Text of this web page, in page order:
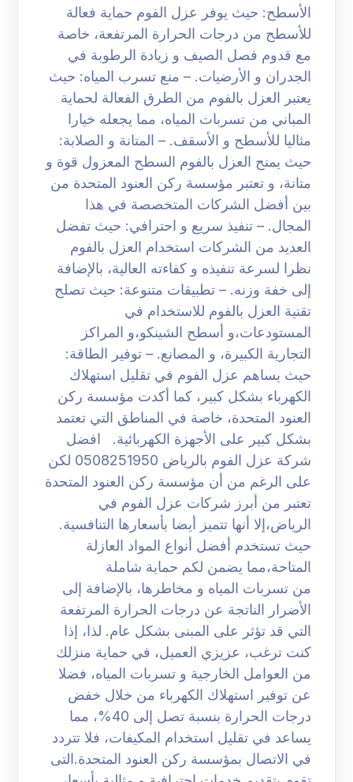
الأسطح: حيث يوفر عزل الفوم حماية فعالة
للأسطح من درجات الحرارة المرتفعة، خاصة
مع قدوم فصل الصيف و زيادة الرطوبة في
الجدران و الأرضيات. – منع تسرب المياه: حيث
يعتبر العزل بالفوم من الطرق الفعالة لحماية
المباني من تسربات المياه، مما يجعله خيارا
مثاليا للأسطح و الأسقف. – المتانة و الصلابة:
حيث يمنح العزل بالفوم السطح المعزول قوة و
متانة، و تعتبر مؤسسة ركن العنود المتحدة من
بين أفضل الشركات المتخصصة في هذا
المجال. – تنفيذ سريع و احترافي: حيث تفضل
العديد من الشركات استخدام العزل بالفوم
نظرا لسرعة تنفيذه و كفاءته العالية، بالإضافة
إلى خفة وزنه. – تطبيقات متنوعة: حيث تصلح
تقنية العزل بالفوم للاستخدام في
المستودعات،و أسطح الشينكو،و المراكز
التجارية الكبيرة، و المصانع. – توفير الطاقة:
حيث يساهم عزل الفوم في تقليل استهلاك
الكهرباء بشكل كبير، كما أكدت مؤسسة ركن
العنود المتحدة، خاصة في المناطق التي تعتمد
بشكل كبير على الأجهزة الكهربائية. افضل
شركة عزل الفوم بالرياض 0508251950 لكن
على الرغم من أن مؤسسة ركن العنود المتحدة
تعتبر من أبرز شركات عزل الفوم في
الرياض،إلا أنها تتميز أيضا بأسعارها التنافسية.
حيث تستخدم أفضل أنواع المواد العازلة
المتاحة،مما يضمن لكم حماية شاملة
من تسربات المياه و مخاطرها، بالإضافة إلى
الأضرار الناتجة عن درجات الحرارة المرتفعة
التي قد تؤثر على المبنى بشكل عام. لذا، إذا
كنت ترغب، عزيزي العميل، في حماية منزلك
من العوامل الخارجية و تسربات المياه، فضلا
عن توفير استهلاك الكهرباء من خلال خفض
درجات الحرارة بنسبة تصل إلى 40%، مما
يساعد في تقليل استخدام المكيفات، فلا تتردد
في الاتصال بمؤسسة ركن العنود المتحدة.التى